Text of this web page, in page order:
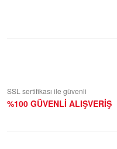
SSL sertifikası ile güvenli
%100 GÜVENLİ ALIŞVERİŞ